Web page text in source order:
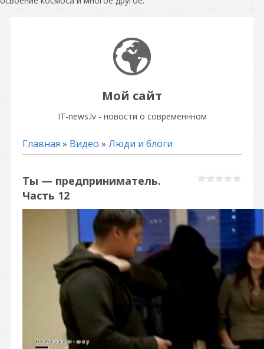
Мой сайт
IT-news.lv - новости о современнном
Главная » Видео » Люди и блоги
Ты — предприниматель.
Часть 12